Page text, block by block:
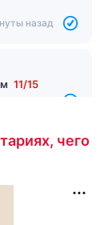
назад
11/15
чего